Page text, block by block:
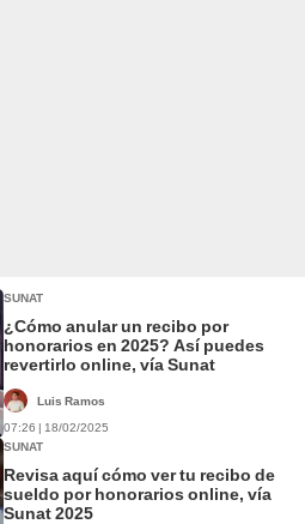
SUNAT
¿Cómo anular un recibo por
honorarios en 2025? Así puedes
revertirlo online, vía Sunat
Luis Ramos
07:26 | 18/02/2025
SUNAT
Revisa aquí cómo ver tu recibo de
sueldo por honorarios online, vía
Sunat 2025